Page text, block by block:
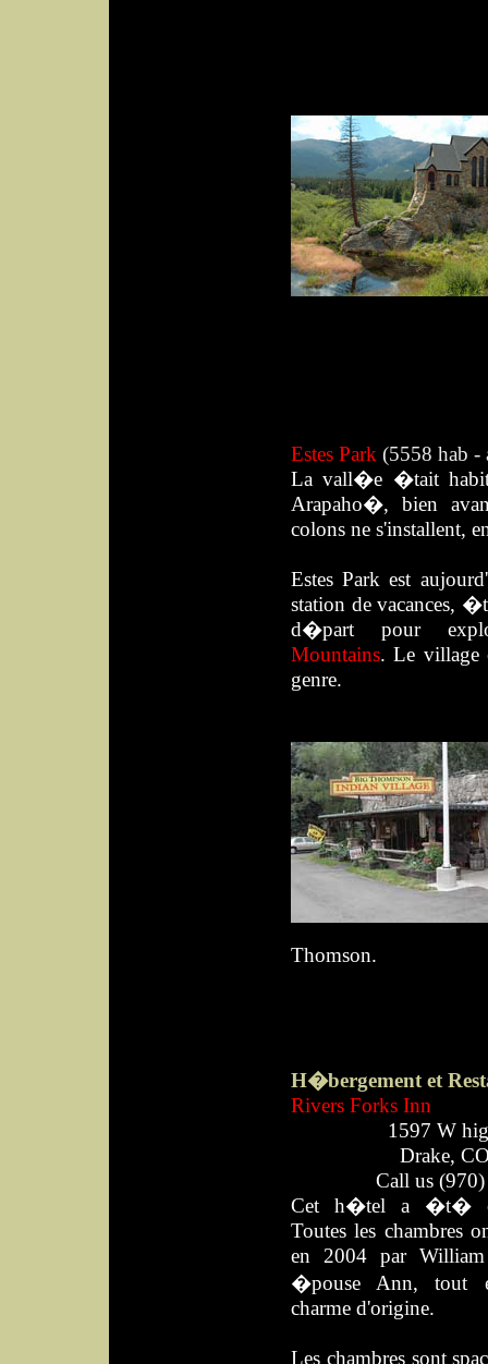
Estes Park (5558 hab -
La vall�e �tait
Arapaho�, bien
colons ne s'installent,
Estes Park est
station de vacances,
d�part pour
Mountains. Le village
genre.
Thomson.
H�bergement et
Rivers Forks Inn
1597 W
Drake,
Call us
Cet h�tel a �t�
Toutes les
en 2004 par
�pouse Ann, tout
charme d'origine.
Les chambres sont